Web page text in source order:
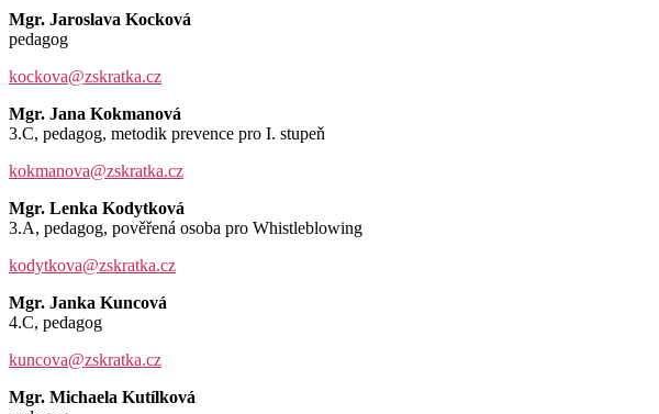
Mgr. Jaroslava Kocková
pedagog
kockova@zskratka.cz
Mgr. Jana Kokmanová
3.C, pedagog, metodik prevence pro I. stupeň
kokmanova@zskratka.cz
Mgr. Lenka Kodytková
3.A, pedagog, pověřená osoba pro Whistleblowing
kodytkova@zskratka.cz
Mgr. Janka Kuncová
4.C, pedagog
kuncova@zskratka.cz
Mgr. Michaela Kutílková